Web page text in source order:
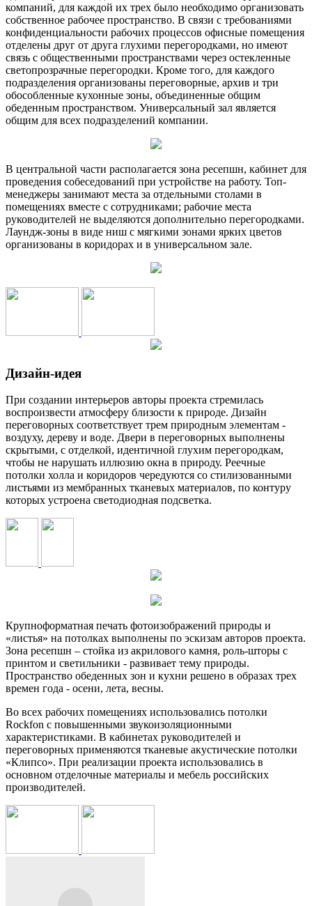
компаний, для каждой их трех было необходимо организовать
собственное рабочее пространство. В связи с требованиями
конфиденциальности рабочих процессов офисные помещения
отделены друг от друга глухими перегородками, но имеют
связь с общественными пространствами через остекленные
светопрозрачные перегородки. Кроме того, для каждого
подразделения организованы переговорные, архив и три
обособленные кухонные зоны, объединенные общим
обеденным пространством. Универсальный зал является
общим для всех подразделений компании.
В центральной части располагается зона ресепшн, кабинет для
проведения собеседований при устройстве на работу. Топ-
менеджеры занимают места за отдельными столами в
помещениях вместе с сотрудниками; рабочие места
руководителей не выделяются дополнительно перегородками.
Лаундж-зоны в виде ниш с мягкими зонами ярких цветов
организованы в коридорах и в универсальном зале.
Дизайн-идея
При создании интерьеров авторы проекта стремилась
воспроизвести атмосферу близости к природе. Дизайн
переговорных соответствует трем природным элементам -
воздуху, дереву и воде. Двери в переговорных выполнены
скрытыми, с отделкой, идентичной глухим перегородкам,
чтобы не нарушать иллюзию окна в природу. Реечные
потолки холла и коридоров чередуются со стилизованными
листьями из мембранных тканевых материалов, по контуру
которых устроена светодиодная подсветка.
Крупноформатная печать фотоизображений природы и
«листья» на потолках выполнены по эскизам авторов проекта.
Зона ресепшн – стойка из акрилового камня, роль-шторы с
принтом и светильники - развивает тему природы.
Пространство обеденных зон и кухни решено в образах трех
времен года - осени, лета, весны.
Во всех рабочих помещениях использовались потолки
Rockfon с повышенными звукоизоляционными
характеристиками. В кабинетах руководителей и
переговорных применяются тканевые акустические потолки
«Клипсо». При реализации проекта использовались в
основном отделочные материалы и мебель российских
производителей.